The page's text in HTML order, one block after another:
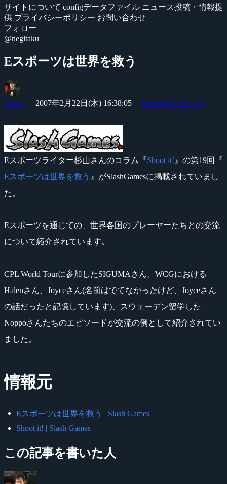
サイトについて configデータファイル ニュース投稿・情報提
供 プライバシーポリシー お問い合わせ
フォロー
@negitaku
Eスポーツは世界を救う
Yossy 2007年2月22日(木) 16:38:05 esports(eスポーツ)
Eスポーツライター杉山さんのコラム『Shoot it! 』の第19回『
Eスポーツは世界を救う 』がSlashGamesに掲載されていまし
た。
Eスポーツを通じての、世界各国のプレーヤーたちとの交流
について紹介されています。
CPL World Tourに参加したSIGUMAさん、WCGにおける
Halenさん、Joyceさん(名前はでてなかったけど、Joyceさん
の話だったと記憶しています)、スウェーデン留学した
Noppoさんたちのエピソードが交流の例として紹介されてい
ました。
情報元
Eスポーツは世界を救う | Slash Games
Shoot it! | Slash Games
この記事を書いた人